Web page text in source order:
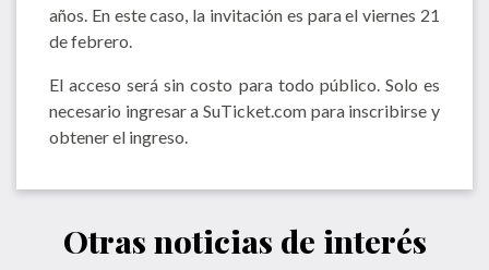
años. En este caso, la invitación es para el viernes 21
de febrero.
El acceso será sin costo para todo público. Solo es
necesario ingresar a SuTicket.com para inscribirse y
obtener el ingreso.
Otras noticias de interés